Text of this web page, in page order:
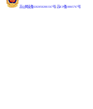
苏公网安备32020502001567号 苏ICP备18065767号